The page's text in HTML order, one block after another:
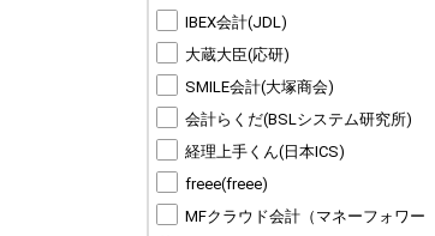
IBEX会計(JDL)
大蔵大臣(応研)
SMILE会計(大塚商会)
会計らくだ(BSLシステム研究所)
経理上手くん(日本ICS)
freee(freee)
MFクラウド会計（マネーフォワー